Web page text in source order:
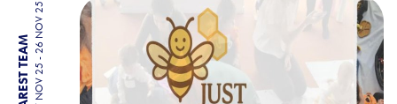
07 NOV 25 - 26 NOV 25